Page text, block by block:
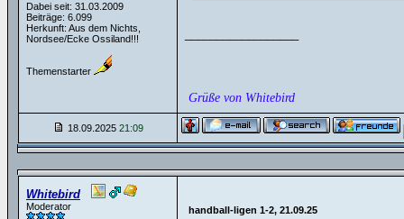
Dabei seit: 31.03.2009
Beiträge: 6.099
Herkunft: Aus dem Nichts,
Nordsee/Ecke Ossiland!!!
Themenstarter
Grüße von Whitebird
18.09.2025 21:09
Whitebird
Moderator handball-ligen 1-2, 21.09.25